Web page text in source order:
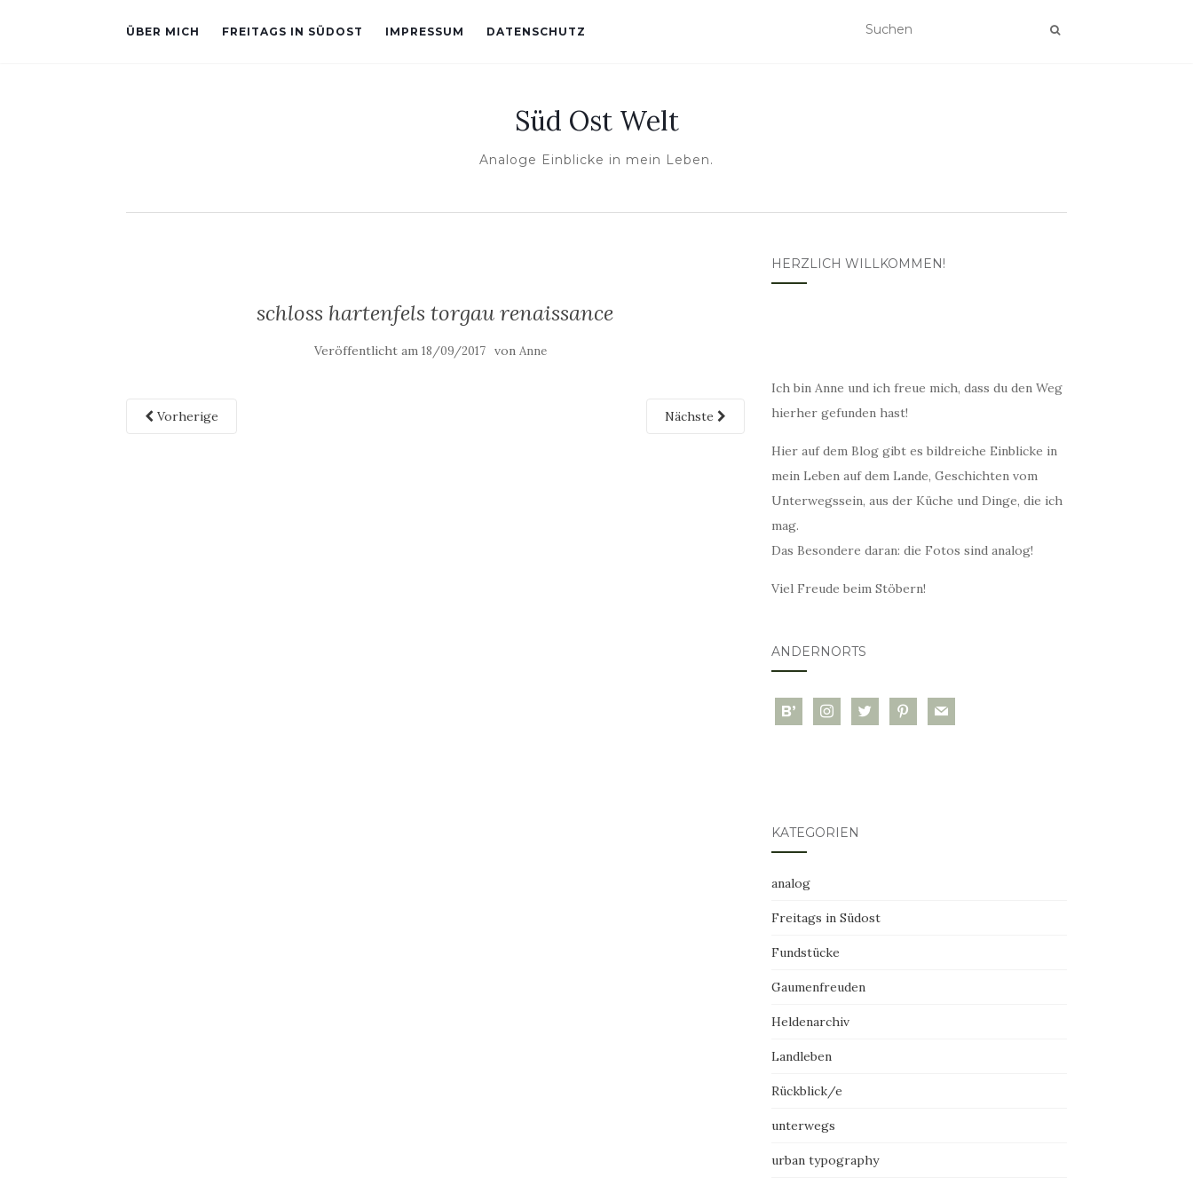
ÜBER MICH FREITAGS IN SÜDOST IMPRESSUM DATENSCHUTZ
Süd Ost Welt
Analoge Einblicke in mein Leben.
schloss hartenfels torgau renaissance
Veröffentlicht am18/09/2017 vonAnne
Vorherige Nächste
HERZLICH WILLKOMMEN!
Ich bin Anne und ich freue mich, dass du den Weg
hierher gefunden hast!
Hier auf dem Blog gibt es bildreiche Einblicke in
mein Leben auf dem Lande, Geschichten vom
Unterwegssein, aus der Küche und Dinge, die ich
mag.
Das Besondere daran: die Fotos sind analog!
Viel Freude beim Stöbern!
ANDERNORTS
bloglovininstagramtwitter pinterest
mail
KATEGORIEN
analog
Freitags in Südost
Fundstücke
Gaumenfreuden
Heldenarchiv
Landleben
Rückblick/e
unterwegs
urban typography